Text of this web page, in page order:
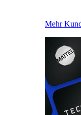
Mehr